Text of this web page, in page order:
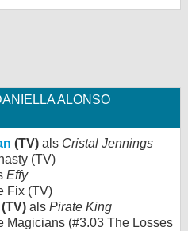
ALONSO
(TV) als Cristal Jennings
(TV)
Effy
Fix (TV)
(TV) als Pirate King
Magicians (#3.03 The Losses